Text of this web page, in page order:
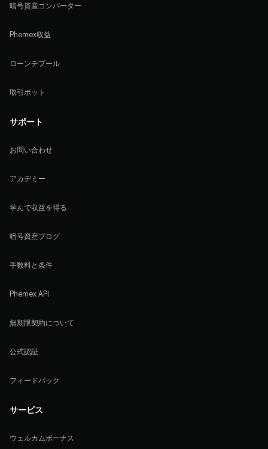
暗号資産コンバーター
Phemex収益
ローンチプール
取引ボット
サポート
お問い合わせ
アカデミー
学んで収益を得る
暗号資産ブログ
手数料と条件
Phemex API
無期限契約について
公式認証
フィードバック
サービス
ウェルカムボーナス